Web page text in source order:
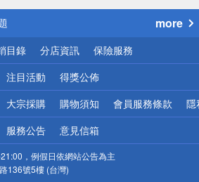
配送
！請小心！
more
目錄 分店資訊 保險服務
注目活動 得獎公佈
大宗採購 購物須知 會員服務條款 隱
服務公告 意見信箱
，例假日依網站公告為主
136號5樓 (台灣)